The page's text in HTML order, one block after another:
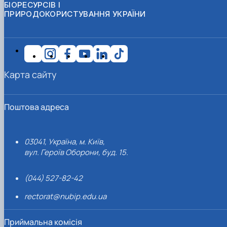
БІОРЕСУРСІВ І
ПРИРОДОКОРИСТУВАННЯ УКРАЇНИ
Поштова адреса
03041, Україна, м. Київ,
вул. Героїв Оборони, буд. 15.
(044) 527-82-42
rectorat@nubip.edu.ua
Приймальна комісія
Карта сайту